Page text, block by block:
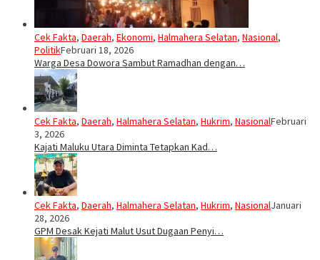
Cek Fakta, Daerah, Ekonomi, Halmahera Selatan, Nasional,
PolitikFebruari 18, 2026
Warga Desa Dowora Sambut Ramadhan dengan…
Cek Fakta, Daerah, Halmahera Selatan, Hukrim, NasionalFebruari
3, 2026
Kajati Maluku Utara Diminta Tetapkan Kad…
Cek Fakta, Daerah, Halmahera Selatan, Hukrim, NasionalJanuari
28, 2026
GPM Desak Kejati Malut Usut Dugaan Penyi…